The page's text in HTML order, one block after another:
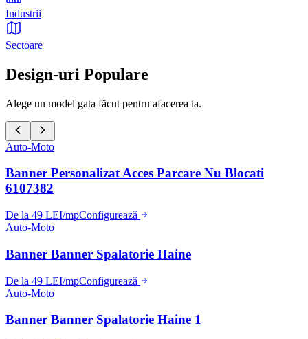
Industrii
Sectoare
Design-uri Populare
Alege un model gata făcut pentru afacerea ta.
Auto-Moto
Banner Personalizat Acces Parcare Nu Blocati
6107382
De la 49 LEI/mpConfigurează
Auto-Moto
Banner Banner Spalatorie Haine
De la 49 LEI/mpConfigurează
Auto-Moto
Banner Banner Spalatorie Haine 1